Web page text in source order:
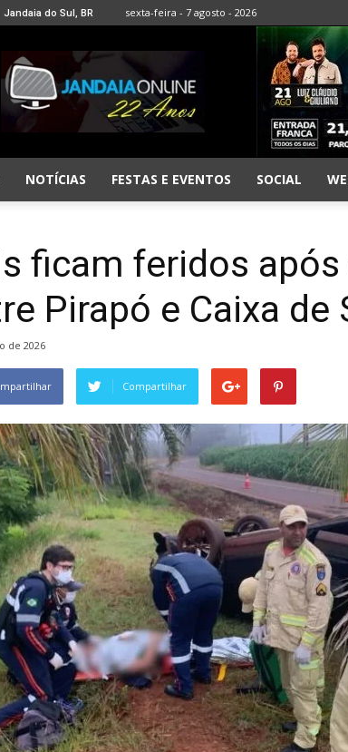
Jandaia do Sul, BR sexta-feira - 7 agosto - 2026
Jandaia
Online
NOTÍCIAS FESTAS E EVENTOS SOCIAL
ficam feridos
Pirapó e Caixa de
de 2026
Compartilhar